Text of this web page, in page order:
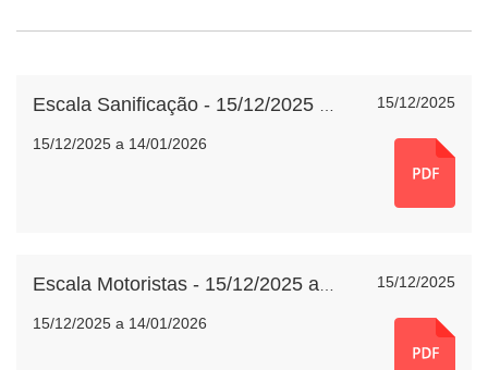
15/12/2025
15/12/2025 a 14/01/2026
15/12/2025
15/12/2025 a 14/01/2026